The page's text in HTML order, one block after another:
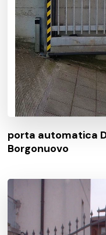
porta automatica
Borgonuovo